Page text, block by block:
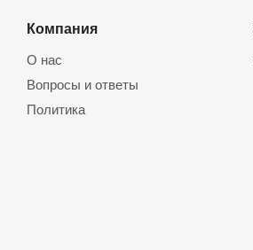
Компания
О нас
Вопросы и ответы
Политика